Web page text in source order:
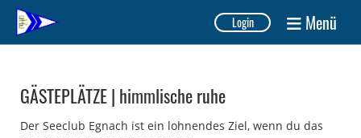
Login Menü
GÄSTEPLÄTZE | himmlische ruhe
Der Seeclub Egnach ist ein lohnendes Ziel, wenn du das